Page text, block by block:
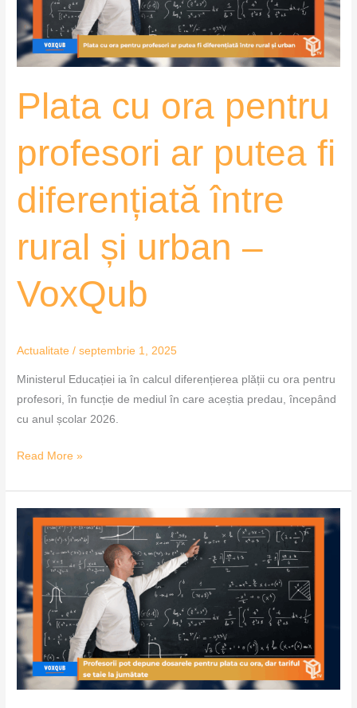
Plata cu ora pentru
profesori ar putea fi
diferențiată între
rural și urban –
VoxQub
Actualitate /septembrie 1, 2025
Ministerul Educației ia în calcul diferențierea plății cu ora pentru
profesori, în funcție de mediul în care aceștia predau, începând
cu anul școlar 2026.
putea
fi
diferențiată
rural
și
–
VoxQub
Read More »
Profesorii
depune
dosarele
pentru
plata
cu
ora,
dar